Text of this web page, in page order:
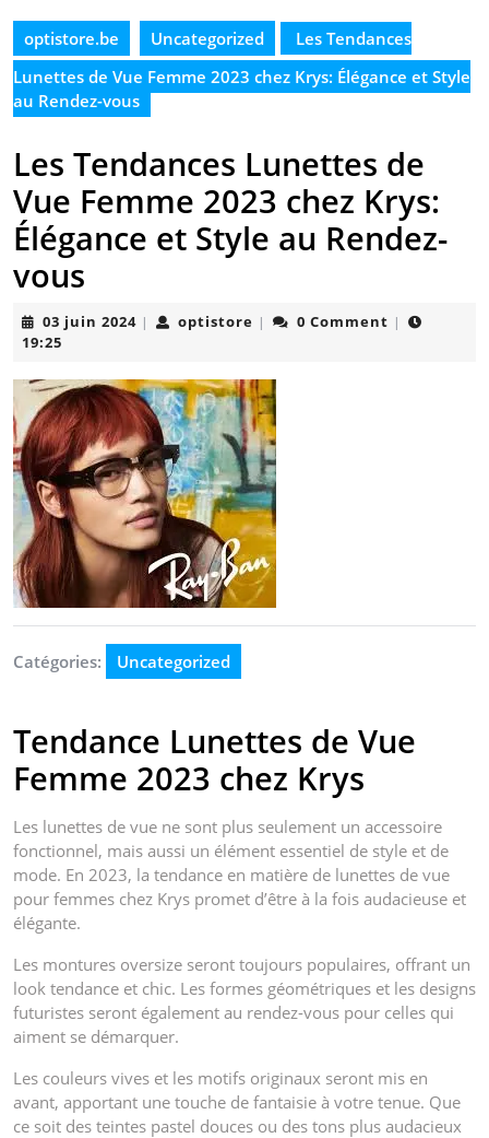
optistore.be Uncategorized
Les Tendances
Lunettes de Vue Femme 2023 chez Krys: Élégance et Style
au Rendez-vous
Les Tendances Lunettes de
Vue Femme 2023 chez Krys:
Élégance et Style au Rendez-
vous
03 juin 202403| optistore optistore
| 0 Comment |
19:25
Catégories: Uncategorized
Tendance Lunettes de Vue
Femme 2023 chez Krys
Les lunettes de vue ne sont plus seulement un accessoire
fonctionnel, mais aussi un élément essentiel de style et de
mode. En 2023, la tendance en matière de lunettes de vue
pour femmes chez Krys promet d’être à la fois audacieuse et
élégante.
Les montures oversize seront toujours populaires, offrant un
look tendance et chic. Les formes géométriques et les designs
futuristes seront également au rendez-vous pour celles qui
aiment se démarquer.
Les couleurs vives et les motifs originaux seront mis en
avant, apportant une touche de fantaisie à votre tenue. Que
ce soit des teintes pastel douces ou des tons plus audacieux